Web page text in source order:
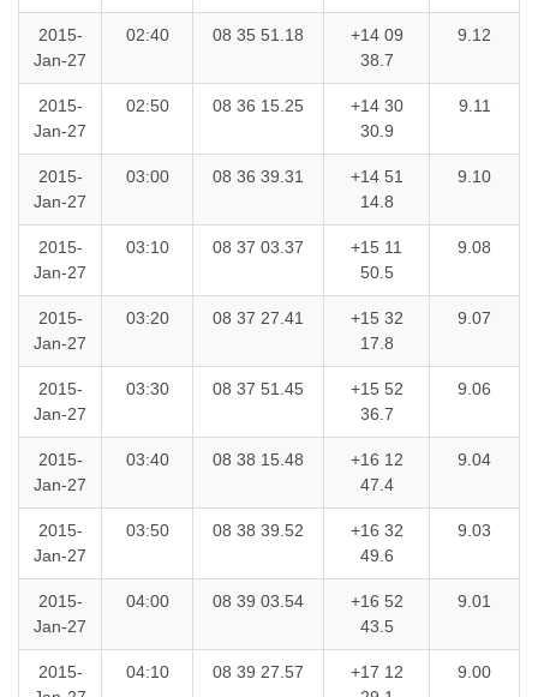
2015-
Jan-27
02:40 08 35 51.18
+14 09
38.7
9.12
2015-
Jan-27
02:50 08 36 15.25
+14 30
30.9
9.11
2015-
Jan-27
03:00 08 36 39.31
+14 51
14.8
9.10
2015-
Jan-27
03:10 08 37 03.37
+15 11
50.5
9.08
2015-
Jan-27
03:20 08 37 27.41
+15 32
17.8
9.07
2015-
Jan-27
03:30 08 37 51.45
+15 52
36.7
9.06
2015-
Jan-27
03:40 08 38 15.48
+16 12
47.4
9.04
2015-
Jan-27
03:50 08 38 39.52
+16 32
49.6
9.03
2015-
Jan-27
04:00 08 39 03.54
+16 52
43.5
9.01
2015-
04:10 08 39 27.57
+17 12
9.00